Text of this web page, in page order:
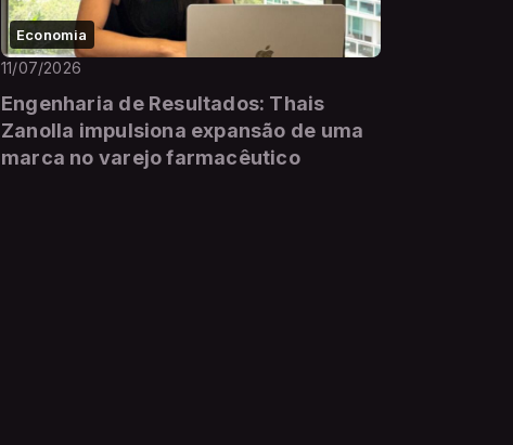
Economia
11/07/2026
Engenharia de Resultados: Thais
Zanolla impulsiona expansão de uma
marca no varejo farmacêutico